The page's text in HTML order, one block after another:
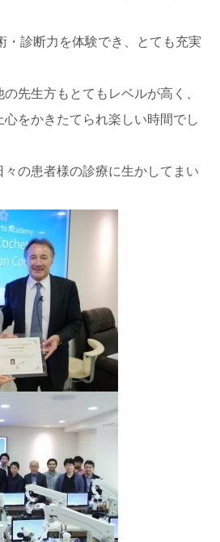
・診断力を体験でき、とても充実
先生方もとてもレベルが高く、
をかきたてられ楽しい時間でし
の患者様の診療に生かしてまい